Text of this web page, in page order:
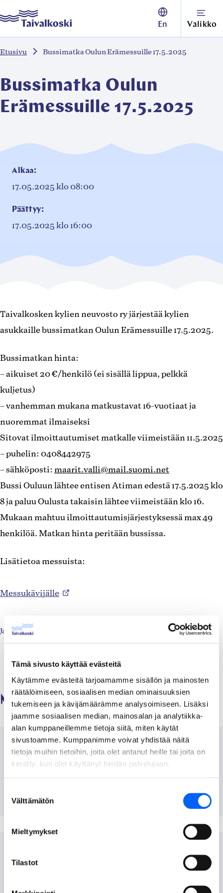
Tämä sivusto käyttää evästeitä
Käytämme evästeitä tarjoamamme sisällön ja mainosten
räätälöimiseen, sosiaalisen median ominaisuuksien
tukemiseen ja kävijämäärämme analysoimiseen. Lisäksi
jaamme sosiaalisen median, mainosalan ja analytiikka-
alan kumppaneillemme tietoja siitä, miten käytät
sivustoamme. Kumppanimme voivat yhdistää näitä
tietoja muihin tietoihin, joita olet antanut heille tai joita on
kerätty, kun olet käyttänyt heidän palvelujaan.
valinta
Välttämätön
Mieltymykset
Tilastot
Siirry
suoraan
↓
Taivalkoski
En Valikko
Etusivu Bussimatka Oulun Erämessuille 17.5.2025
Bussimatka Oulun
Erämessuille 17.5.2025
Alkaa:
17.05.2025klo 08:00
Päättyy:
17.05.2025klo 16:00
Taivalkosken kylien neuvosto ry järjestää kylien
asukkaille bussimatkan Oulun Erämessuille 17.5.2025.
Bussimatkan hinta:
– aikuiset 20 €/henkilö (ei sisällä lippua, pelkkä
kuljetus)
– vanhemman mukana matkustavat 16-vuotiaat ja
nuoremmat ilmaiseksi
Sitovat ilmoittautumiset matkalle viimeistään 11.5.2025
– puhelin: 0408442975
– sähköposti: maarit.valli@mail.suomi.net
Bussi Ouluun lähtee entisen Atiman edestä 17.5.2025 klo
8 ja paluu Oulusta takaisin lähtee viimeistään klo 16.
Mukaan mahtuu ilmoittautumisjärjestyksessä max 49
henkilöä. Matkan hinta peritään bussissa.
Lisätietoa messuista:
Messukävijälle
Jaa:
Facebookissa
välilehteen)
Twitterissä
uuteen
välilehteen)
LinkedInissä
välilehteen)
https://taivalkoski.fi/
oulun-
5-
2025/
leikepöydälle
Muut tulevat tapahtumat
Elomarkkinat 2026
Talonpojantie 8, 93500 Taivalkoski
asiakasvirtaa -sparraus, Taivalkoski
Oskun auditorio (Jokijärventie 2 A), Taivalkoski